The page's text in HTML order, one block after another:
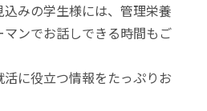
みの学生様には、管理栄養
ンでお話しできる時間もご
に役立つ情報をたっぷりお